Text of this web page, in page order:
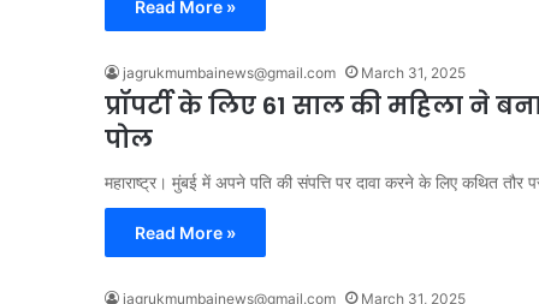
Read More »
jagrukmumbainews@gmail.com March 31, 2025
प्रॉपर्टी के लिए 61 साल की महिला ने
पोल
महाराष्ट्र। मुंबई में अपने पति की संपत्ति पर दावा करने के लिए कथित
Read More »
jagrukmumbainews@gmail.com March 31, 2025